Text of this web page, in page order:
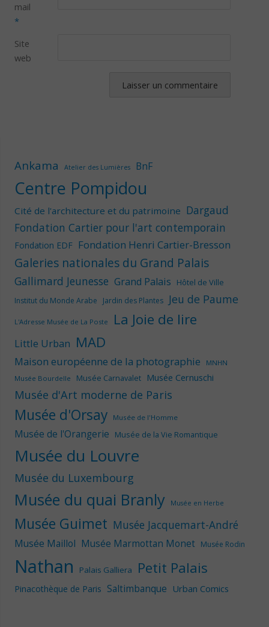
mail
*
Site
web
Ankama Atelier des Lumières BnF
Centre Pompidou
Cité de l'architecture et du patrimoine Dargaud
Fondation Cartier pour l'art contemporain
Fondation EDF Fondation Henri Cartier-Bresson
Galeries nationales du Grand Palais
Gallimard Jeunesse Grand Palais Hôtel de Ville
Institut du Monde Arabe Jardin des Plantes Jeu de Paume
L'Adresse Musée de La Poste La Joie de lire
Little Urban MAD
Maison européenne de la photographie
MNHN
Musée Bourdelle
Musée Carnavalet Musée Cernuschi
Musée d'Art moderne de Paris
Musée d'Orsay Musée de l'Homme
Musée de l'Orangerie Musée de la Vie Romantique
Musée du Louvre
Musée du Luxembourg
Musée du quai Branly Musée en Herbe
Musée Guimet Musée Jacquemart-André
Musée Maillol Musée Marmottan Monet Musée Rodin
Nathan Palais Galliera Petit Palais
Pinacothèque de Paris Saltimbanque Urban Comics